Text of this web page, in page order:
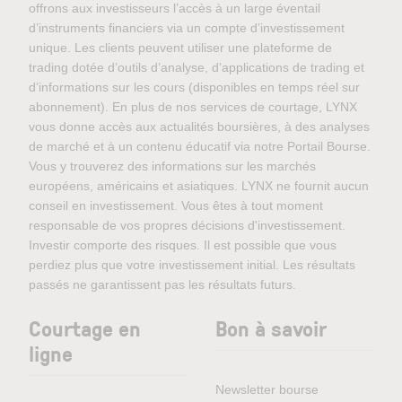
offrons aux investisseurs l’accès à un large éventail
d’instruments financiers via un compte d’investissement
unique. Les clients peuvent utiliser une plateforme de
trading dotée d’outils d’analyse, d’applications de trading et
d’informations sur les cours (disponibles en temps réel sur
abonnement). En plus de nos services de courtage, LYNX
vous donne accès aux actualités boursières, à des analyses
de marché et à un contenu éducatif via notre Portail Bourse.
Vous y trouverez des informations sur les marchés
européens, américains et asiatiques. LYNX ne fournit aucun
conseil en investissement. Vous êtes à tout moment
responsable de vos propres décisions d'investissement.
Investir comporte des risques. Il est possible que vous
perdiez plus que votre investissement initial. Les résultats
passés ne garantissent pas les résultats futurs.
Courtage en
ligne
Bon à savoir
Newsletter bourse